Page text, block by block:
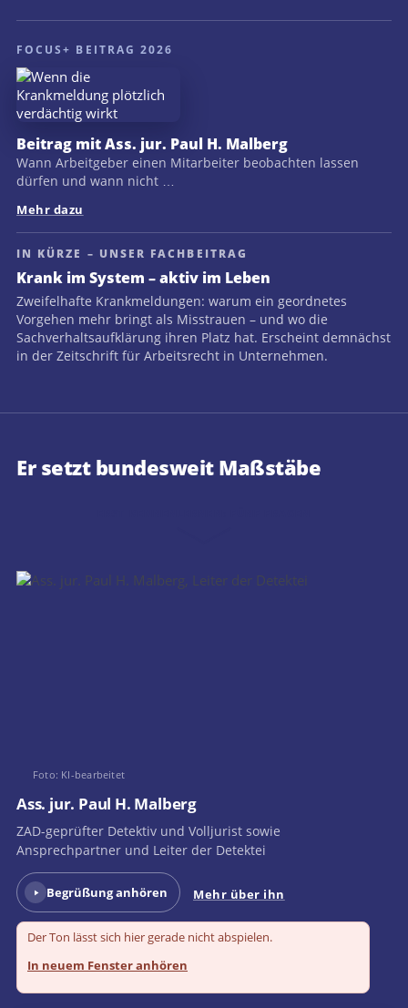
FOCUS+ BEITRAG 2026
Beitrag mit Ass. jur. Paul H. Malberg
Wann Arbeitgeber einen Mitarbeiter beobachten lassen
dürfen und wann nicht …
Mehr dazu
IN KÜRZE – UNSER FACHBEITRAG
Krank im System – aktiv im Leben
Zweifelhafte Krankmeldungen: warum ein geordnetes
Vorgehen mehr bringt als Misstrauen – und wo die
Sachverhaltsaufklärung ihren Platz hat. Erscheint demnächst
in der Zeitschrift für Arbeitsrecht in Unternehmen.
Er setzt bundesweit Maßstäbe
Foto: KI-bearbeitet
Ass. jur. Paul H. Malberg
ZAD-geprüfter Detektiv und Volljurist sowie
Ansprechpartner und Leiter der Detektei
Begrüßung anhören Mehr über ihn
Der Ton lässt sich hier gerade nicht abspielen.
In neuem Fenster anhören